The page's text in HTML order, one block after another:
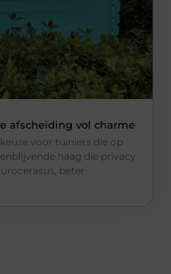
afscheiding vol charme
voor tuiniers die op
haag die privacy
beter